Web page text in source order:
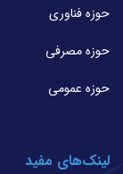
حوزه فناوری
حوزه مصرفی
حوزه عمومی
لینک‌های مفید